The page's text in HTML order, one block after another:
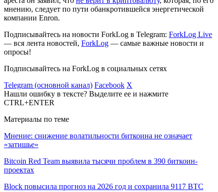
мнению, следует по пути обанкротившейся энергетической
компании Enron.
Подписывайтесь на новости ForkLog в Telegram: ForkLog Live
— вся лента новостей, ForkLog — самые важные новости и
опросы!
Подписывайтесь на ForkLog в социальных сетях
Telegram (основной канал) Facebook X
Нашли ошибку в тексте? Выделите ее и нажмите
CTRL+ENTER
Материалы по теме
Мнение: снижение волатильности биткоина не означает
«затишье»
Bitcoin Red Team выявила тысячи проблем в 390 биткоин-
проектах
Block повысила прогноз на 2026 год и сохранила 9117 BTC